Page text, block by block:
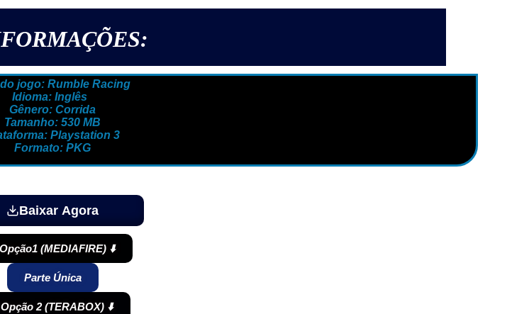
jogo: Rumble Racing
Idioma: Inglês
Gênero: Corrida
Tamanho: 530 MB
Playstation 3
Formato: PKG
Baixar Agora
(MEDIAFIRE) ⬇️
Parte Única
2 (TERABOX) ⬇️